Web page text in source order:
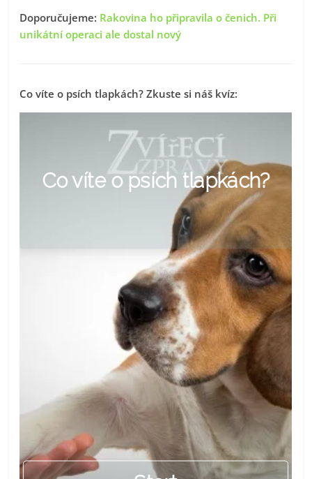
Doporučujeme: Rakovina ho připravila o čenich. Při
unikátní operaci ale dostal nový
Co víte o psích tlapkách? Zkuste si náš kvíz: